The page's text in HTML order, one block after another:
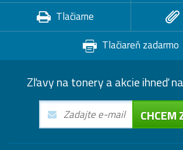
Tlačiarne
Tlačiareň zadarmo
Zľavy na tonery a akcie ihneď
CHCEM